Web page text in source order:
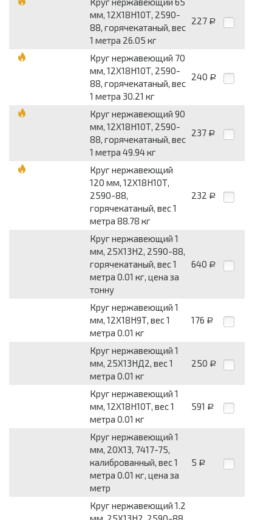
мм, 12Х18Н10Т, 2590-
88, горячекатаный, вес
1 метра 26.05 кг
227 Р
Круг нержавеющий 70
мм, 12Х18Н10Т, 2590-
88, горячекатаный, вес
1 метра 30.21 кг
240 Р
Круг нержавеющий 90
мм, 12Х18Н10Т, 2590-
88, горячекатаный, вес
1 метра 49.94 кг
237 Р
Круг нержавеющий
120 мм, 12Х18Н10Т,
2590-88,
горячекатаный, вес 1
метра 88.78 кг
232 Р
Круг нержавеющий 1
мм, 25Х13Н2, 2590-88,
горячекатаный, вес 1
метра 0.01 кг, цена за
тонну
640 Р
Круг нержавеющий 1
мм, 12Х18Н9Т, вес 1
метра 0.01 кг
176 Р
Круг нержавеющий 1
мм, 25Х13НД2, вес 1
метра 0.01 кг
250 Р
Круг нержавеющий 1
мм, 12Х18Н10Т, вес 1
метра 0.01 кг
591 Р
Круг нержавеющий 1
мм, 20Х13, 7417-75,
калиброванный, вес 1
метра 0.01 кг, цена за
метр
5 Р
Круг нержавеющий 1.2